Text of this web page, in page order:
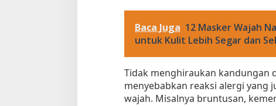
Baca Juga 12 Masker Wajah
untuk Kulit Lebih Segar dan
Tidak menghiraukan kandungan
menyebabkan reaksi alergi
wajah. Misalnya bruntusan,